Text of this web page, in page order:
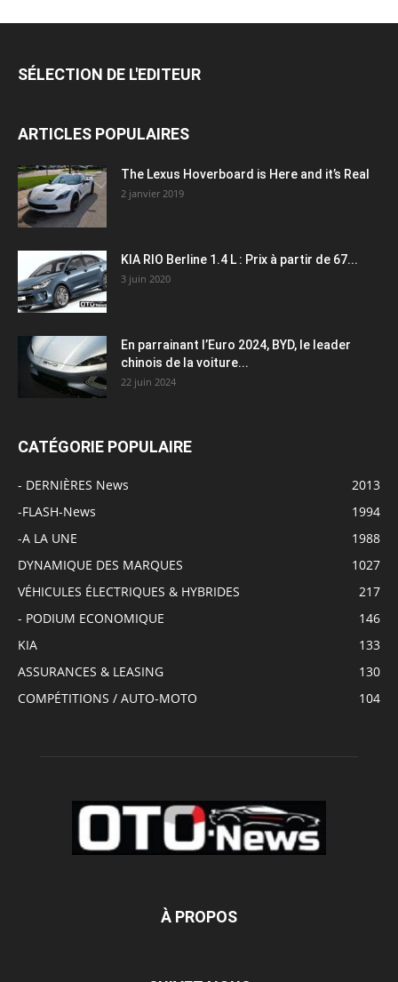
SÉLECTION DE L'EDITEUR
ARTICLES POPULAIRES
The Lexus Hoverboard is Here and it’s Real
2 janvier 2019
KIA RIO Berline 1.4 L : Prix à partir de 67...
3 juin 2020
En parrainant l’Euro 2024, BYD, le leader
chinois de la voiture...
22 juin 2024
CATÉGORIE POPULAIRE
- DERNIÈRES News
2013
-FLASH-News
1994
-A LA UNE
1988
DYNAMIQUE DES MARQUES
1027
VÉHICULES ÉLECTRIQUES & HYBRIDES
217
- PODIUM ECONOMIQUE
146
KIA
133
ASSURANCES & LEASING
130
COMPÉTITIONS / AUTO-MOTO
104
À PROPOS